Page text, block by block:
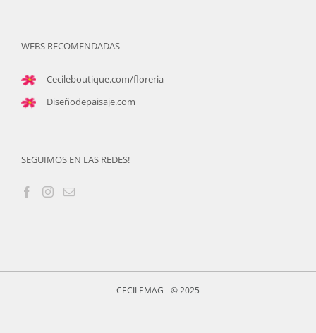
WEBS RECOMENDADAS
Cecileboutique.com/floreria
Diseñodepaisaje.com
SEGUIMOS EN LAS REDES!
CECILEMAG - © 2025